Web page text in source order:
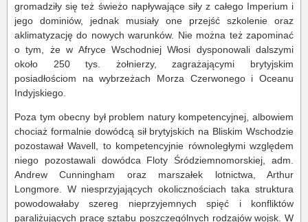
gromadziły się też świeżo napływające siły z całego Imperium i
jego dominiów, jednak musiały one przejść szkolenie oraz
aklimatyzację do nowych warunków. Nie można też zapominać
o tym, że w Afryce Wschodniej Włosi dysponowali dalszymi
około 250 tys. żołnierzy, zagrażającymi brytyjskim
posiadłościom na wybrzeżach Morza Czerwonego i Oceanu
Indyjskiego.
Poza tym obecny był problem natury kompetencyjnej, albowiem
chociaż formalnie dowódcą sił brytyjskich na Bliskim Wschodzie
pozostawał Wavell, to kompetencyjnie równoległymi względem
niego pozostawali dowódca Floty Śródziemnomorskiej, adm.
Andrew Cunningham oraz marszałek lotnictwa, Arthur
Longmore. W niesprzyjających okolicznościach taka struktura
powodowałaby szereg nieprzyjemnych spięć i konfliktów
paraliżujących pracę sztabu poszczególnych rodzajów wojsk. W